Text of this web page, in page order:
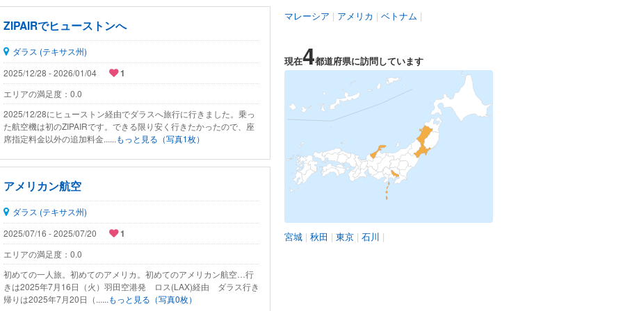
ZIPAIRでヒューストンへ
ダラス (テキサス州)
2025/12/28 - 2026/01/04
1
エリアの満足度： 0.0
2025/12/28にヒューストン経由でダラスへ旅行に行きました。乗っ
た航空機は初のZIPAIRです。できる限り安く行きたかったので、座
席指定料金以外の追加料金......もっと見る（写真1枚）
アメリカン航空
ダラス (テキサス州)
2025/07/16 - 2025/07/20
1
エリアの満足度： 0.0
初めての一人旅。初めてのアメリカ。初めてのアメリカン航空…行
きは2025年7月16日（火）羽田空港発 ロス(LAX)経由 ダラス行き
帰りは2025年7月20日（......もっと見る（写真0枚）
マレーシア | アメリカ | ベトナム |
現在4都道府県に訪問しています
宮城 | 秋田 | 東京 | 石川 |